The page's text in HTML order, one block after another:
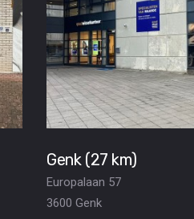
Genk (27 km)
Europalaan 57
3600 Genk